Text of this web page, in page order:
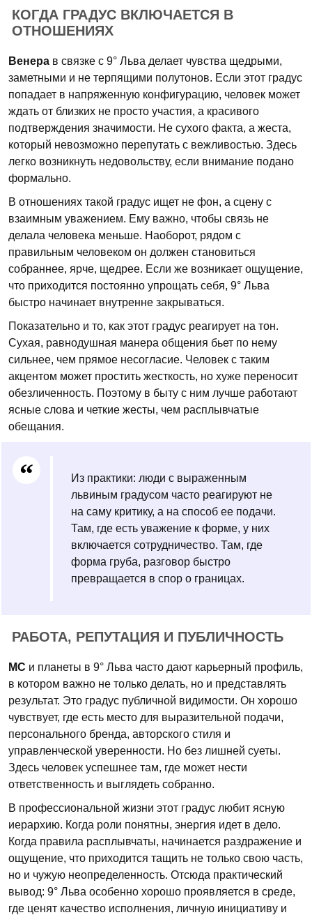
КОГДА ГРАДУС ВКЛЮЧАЕТСЯ В
ОТНОШЕНИЯХ
Венера в связке с 9° Льва делает чувства щедрыми,
заметными и не терпящими полутонов. Если этот градус
попадает в напряженную конфигурацию, человек может
ждать от близких не просто участия, а красивого
подтверждения значимости. Не сухого факта, а жеста,
который невозможно перепутать с вежливостью. Здесь
легко возникнуть недовольству, если внимание подано
формально.
В отношениях такой градус ищет не фон, а сцену с
взаимным уважением. Ему важно, чтобы связь не
делала человека меньше. Наоборот, рядом с
правильным человеком он должен становиться
собраннее, ярче, щедрее. Если же возникает ощущение,
что приходится постоянно упрощать себя, 9° Льва
быстро начинает внутренне закрываться.
Показательно и то, как этот градус реагирует на тон.
Сухая, равнодушная манера общения бьет по нему
сильнее, чем прямое несогласие. Человек с таким
акцентом может простить жесткость, но хуже переносит
обезличенность. Поэтому в быту с ним лучше работают
ясные слова и четкие жесты, чем расплывчатые
обещания.
Из практики: люди с выраженным
львиным градусом часто реагируют не
на саму критику, а на способ ее подачи.
Там, где есть уважение к форме, у них
включается сотрудничество. Там, где
форма груба, разговор быстро
превращается в спор о границах.
РАБОТА, РЕПУТАЦИЯ И ПУБЛИЧНОСТЬ
МС и планеты в 9° Льва часто дают карьерный профиль,
в котором важно не только делать, но и представлять
результат. Это градус публичной видимости. Он хорошо
чувствует, где есть место для выразительной подачи,
персонального бренда, авторского стиля и
управленческой уверенности. Но без лишней суеты.
Здесь человек успешнее там, где может нести
ответственность и выглядеть собранно.
В профессиональной жизни этот градус любит ясную
иерархию. Когда роли понятны, энергия идет в дело.
Когда правила расплывчаты, начинается раздражение и
ощущение, что приходится тащить не только свою часть,
но и чужую неопределенность. Отсюда практический
вывод: 9° Льва особенно хорошо проявляется в среде,
где ценят качество исполнения, личную инициативу и